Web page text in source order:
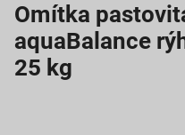
Omítka
aquaBalance
25 kg